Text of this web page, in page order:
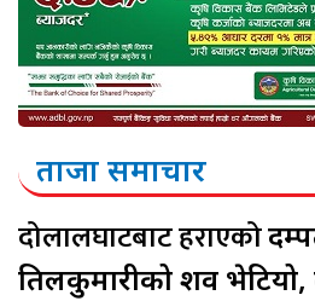
ताजा समाचार
दोलालघाटबाट हराएको
तिलकुमारीको शव